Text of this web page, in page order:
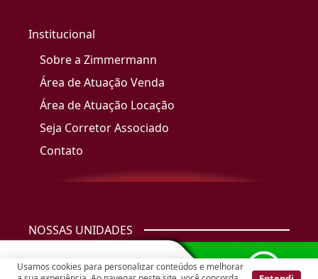
Usamos cookies para personalizar conteúdos e melhorar
Institucional
Sobre a Zimmermann
Área de Atuação Venda
Área de Atuação Locação
Seja Corretor Associado
Contato
NOSSAS UNIDADES
AgênciaPerdizes